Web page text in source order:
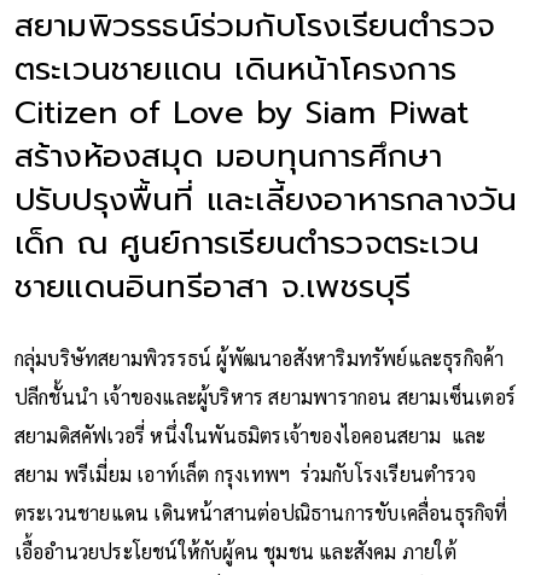
สยามพิวรรธน์ร่วมกับโรงเรียนตำรวจ
ตระเวนชายแดน เดินหน้าโครงการ
Citizen of Love by Siam Piwat
สร้างห้องสมุด มอบทุนการศึกษา
ปรับปรุงพื้นที่ และเลี้ยงอาหารกลางวัน
เด็ก ณ ศูนย์การเรียนตำรวจตระเวน
ชายแดนอินทรีอาสา จ.เพชรบุรี
กลุ่มบริษัทสยามพิวรรธน์ ผู้พัฒนาอสังหาริมทรัพย์และธุรกิจค้า
ปลีกชั้นนำ เจ้าของและผู้บริหาร สยามพารากอน สยามเซ็นเตอร์
สยามดิสคัฟเวอรี่ หนึ่งในพันธมิตรเจ้าของไอคอนสยาม และ
สยาม พรีเมี่ยม เอาท์เล็ต กรุงเทพฯ ร่วมกับโรงเรียนตำรวจ
ตระเวนชายแดน เดินหน้าสานต่อปณิธานการขับเคลื่อนธุรกิจที่
เอื้ออำนวยประโยชน์ให้กับผู้คน ชุมชน และสังคม ภายใต้